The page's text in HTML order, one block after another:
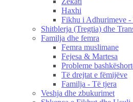
Haxhi
Fikhu i Adhurimeve -
Shitblerja (Tregtia) dhe
Familja dhe femra
Femra muslimane
Fejesa & Martesa
Probleme
Të drejtat e fëmijëve
Familja - Të tjera
Veshja dhe zbukurimet